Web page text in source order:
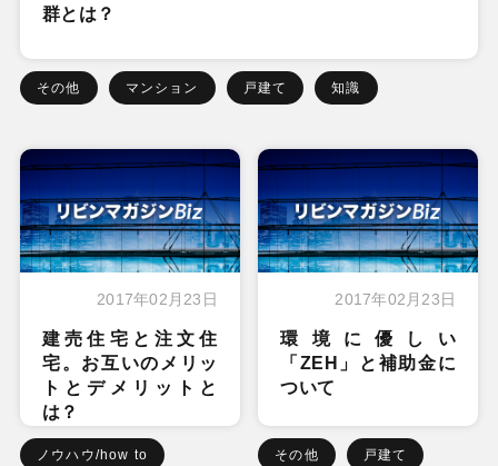
群とは？
その他 マンション 戸建て 知識
2017年02月23日
建売住宅と注文住
宅。お互いのメリッ
トとデメリットと
は？
ノウハウ/how to
2017年02月23日
環境に優しい
「ZEH」と補助金に
ついて
その他 戸建て